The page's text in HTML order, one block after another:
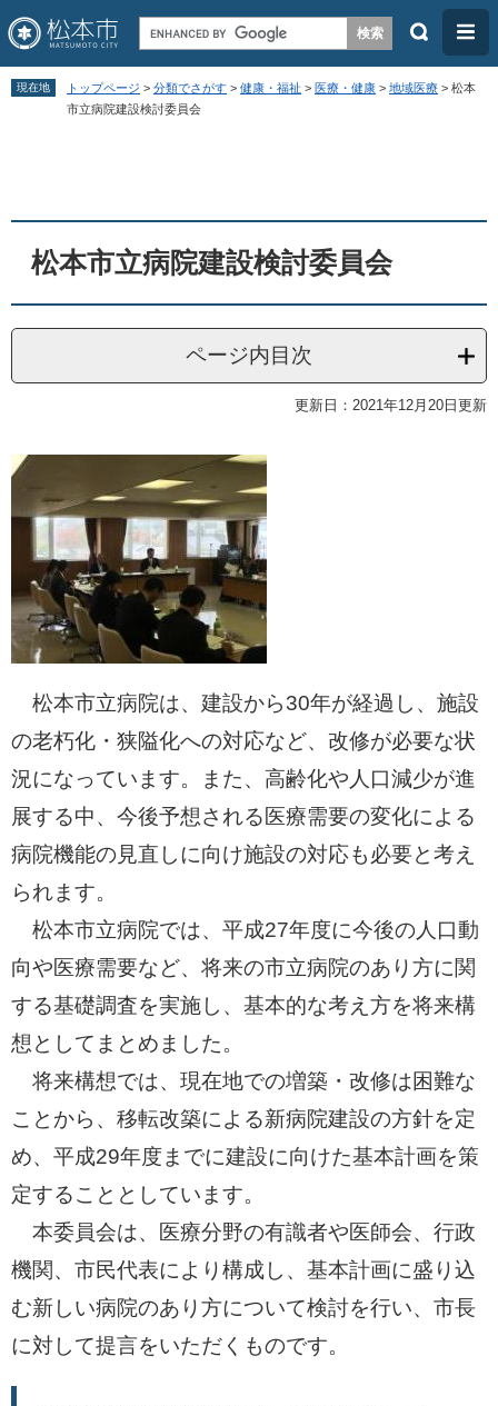
ペ
す
。
メ
し
て
検
メ
ニ
ュ
現在地 トップページ > 分類でさがす > 健康・福祉 > 医療・健康 > 地域医療 > 松本
市立病院建設検討委員会
松本市立病院建設検討委員会
ページ内目次
更新日：2021年12月20日更新
松本市立病院は、建設から30年が経過し、施設
の老朽化・狭隘化への対応など、改修が必要な状
況になっています。また、高齢化や人口減少が進
展する中、今後予想される医療需要の変化による
病院機能の見直しに向け施設の対応も必要と考え
られます。
松本市立病院では、平成27年度に今後の人口動
向や医療需要など、将来の市立病院のあり方に関
する基礎調査を実施し、基本的な考え方を将来構
想としてまとめました。
将来構想では、現在地での増築・改修は困難な
ことから、移転改築による新病院建設の方針を定
め、平成29年度までに建設に向けた基本計画を策
定することとしています。
本委員会は、医療分野の有識者や医師会、行政
機関、市民代表により構成し、基本計画に盛り込
む新しい病院のあり方について検討を行い、市長
に対して提言をいただくものです。